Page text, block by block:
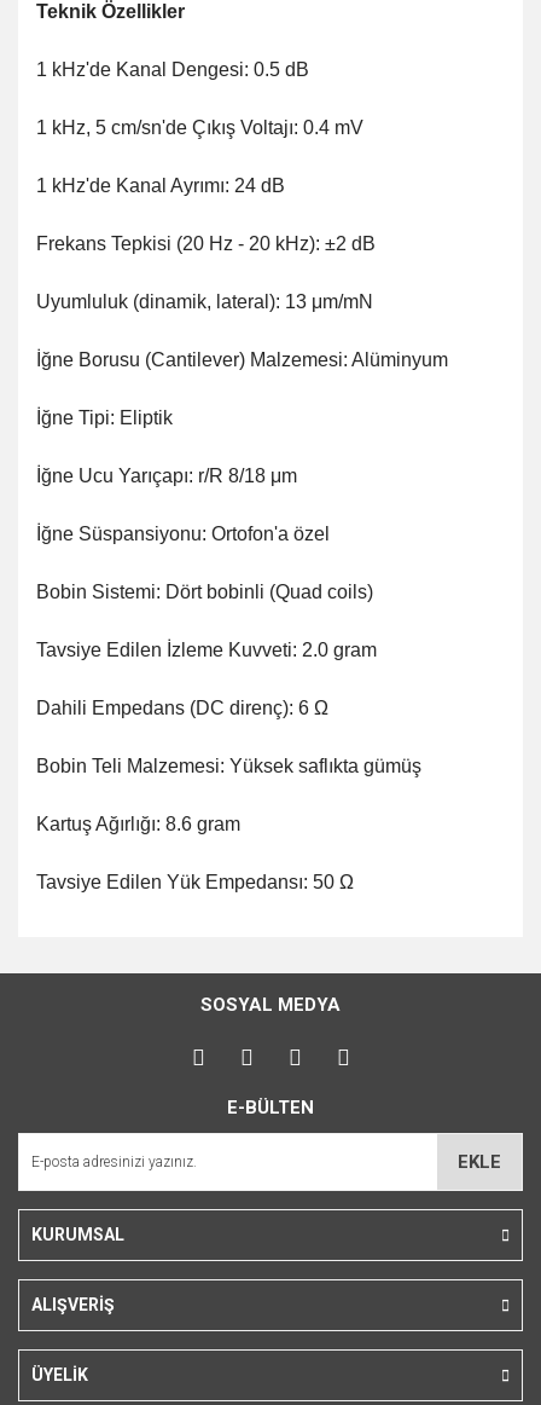
Teknik Özellikler
1 kHz'de Kanal Dengesi: 0.5 dB
1 kHz, 5 cm/sn'de Çıkış Voltajı: 0.4 mV
1 kHz'de Kanal Ayrımı: 24 dB
Frekans Tepkisi (20 Hz - 20 kHz): ±2 dB
Uyumluluk (dinamik, lateral): 13 μm/mN
İğne Borusu (Cantilever) Malzemesi: Alüminyum
İğne Tipi: Eliptik
İğne Ucu Yarıçapı: r/R 8/18 μm
İğne Süspansiyonu: Ortofon'a özel
Bobin Sistemi: Dört bobinli (Quad coils)
Tavsiye Edilen İzleme Kuvveti: 2.0 gram
Dahili Empedans (DC direnç): 6 Ω
Bobin Teli Malzemesi: Yüksek saflıkta gümüş
Kartuş Ağırlığı: 8.6 gram
Tavsiye Edilen Yük Empedansı: 50 Ω
konularda yetersiz gördüğünüz noktaları öneri formunu
kullanarak tarafımıza iletebilirsiniz.
Görüş ve önerileriniz için teşekkür ederiz.
Ürün açıklamasında eksik bilgiler bulunuyor.
Bu ürüne benzer farklı alternatifler olmalı.
SOSYAL MEDYA
E-BÜLTEN
EKLE
KURUMSAL
ALIŞVERİŞ
ÜYELİK